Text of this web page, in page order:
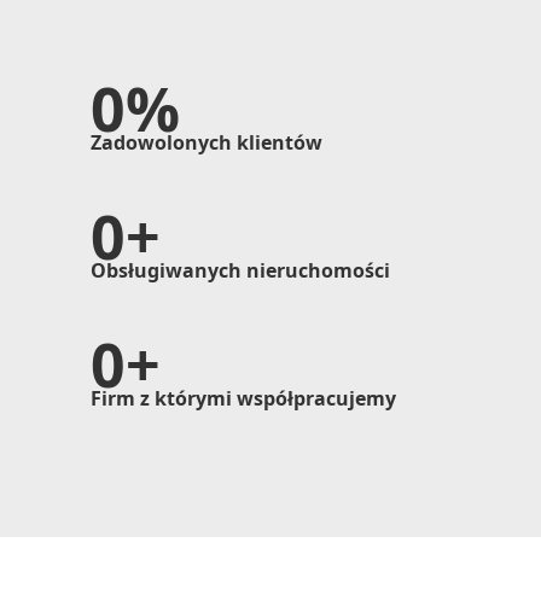
0
Zadowolonych klientów
0
Obsługiwanych nieruchomości
0
Firm z którymi współpracujemy